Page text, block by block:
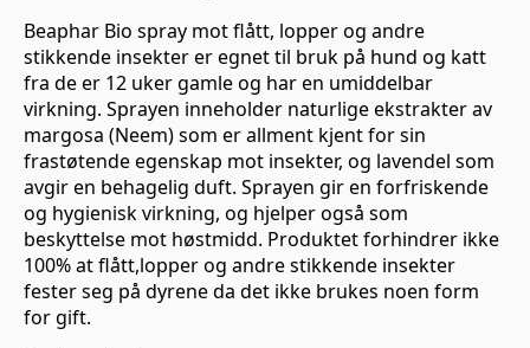
Beaphar Bio spray mot flått, lopper og andre
stikkende insekter er egnet til bruk på hund og katt
fra de er 12 uker gamle og har en umiddelbar
virkning. Sprayen inneholder naturlige ekstrakter av
margosa (Neem) som er allment kjent for sin
frastøtende egenskap mot insekter, og lavendel som
avgir en behagelig duft. Sprayen gir en forfriskende
og hygienisk virkning, og hjelper også som
beskyttelse mot høstmidd. Produktet forhindrer ikke
100% at flått,lopper og andre stikkende insekter
fester seg på dyrene da det ikke brukes noen form
for gift.